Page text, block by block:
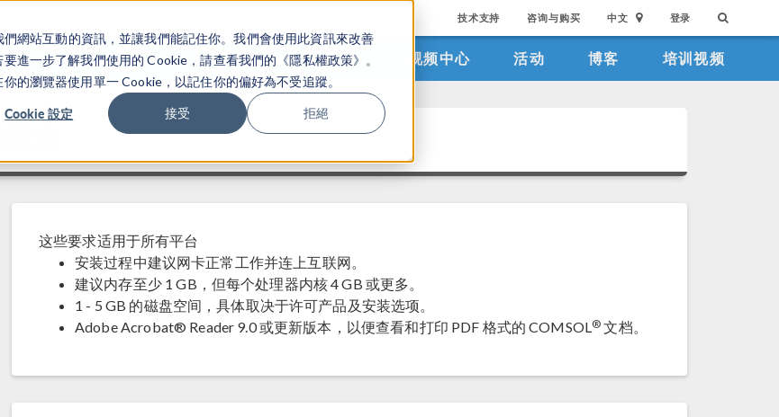
網站互動的資訊，並讓我們能記住你。我們會使用此資訊來改善
進一步了解我們使用的 Cookie，請查看我們的《隱私權政策》。
的瀏覽器使用單一 Cookie，以記住你的偏好為不受追蹤。
Cookie 設定 接受 拒絕
技术支持 咨询与购买 中文 登录
产品 行业应用 视频中心 活动 博客 培训视频
这些要求适用于所有平台
安装过程中建议网卡正常工作并连上互联网。
建议内存至少 1 GB，但每个处理器内核 4 GB 或更多。
1 - 5 GB 的磁盘空间，具体取决于许可产品及安装选项。
Adobe Acrobat® Reader 9.0 或更新版本，以便查看和打印 PDF 格式的 COMSOL® 文档。